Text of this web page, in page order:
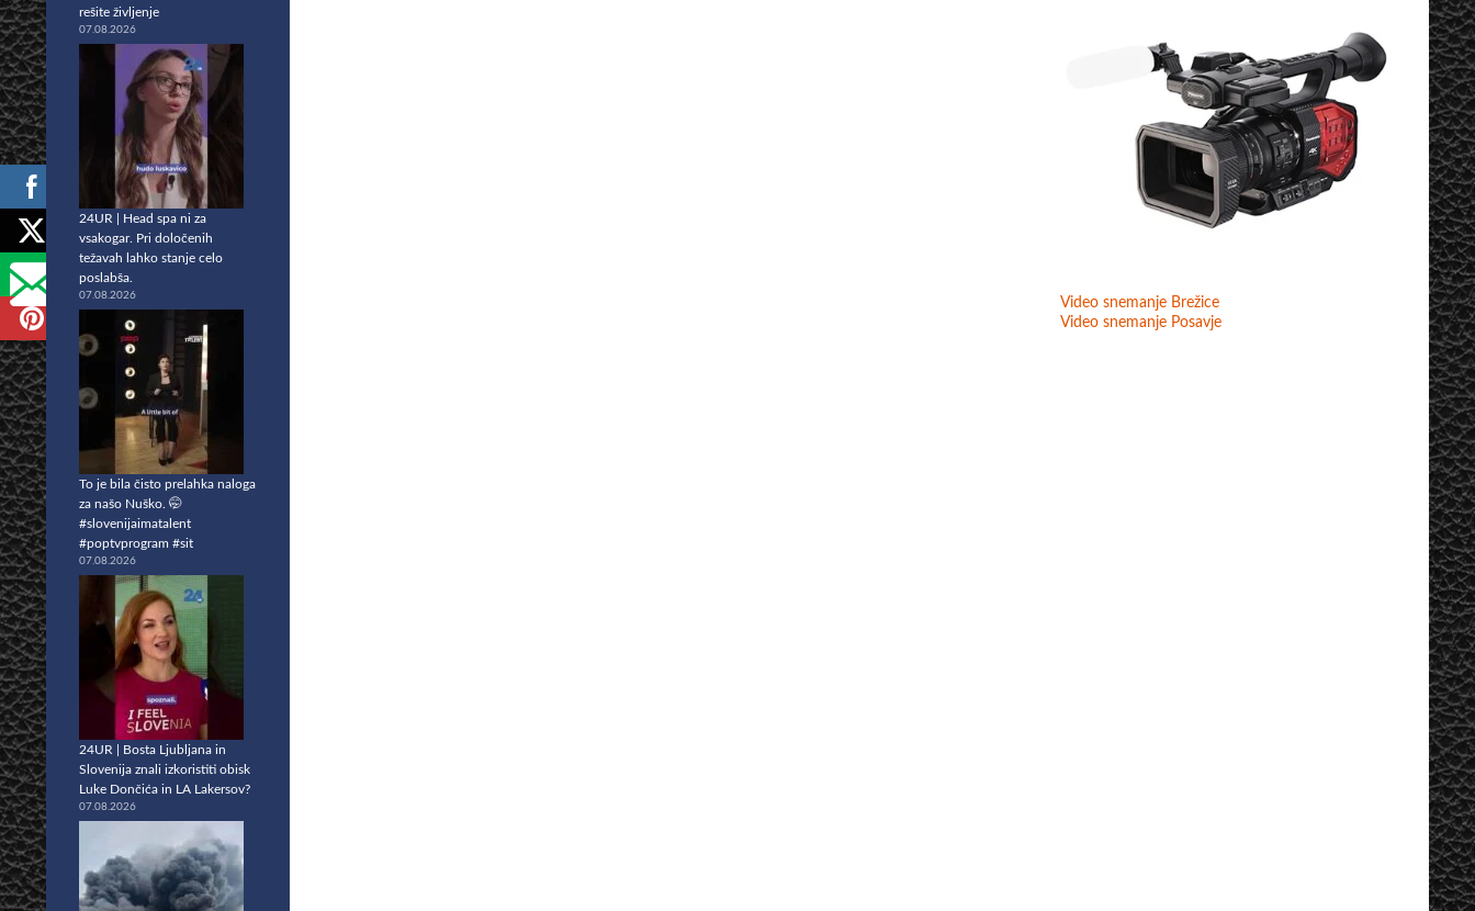
Video snemanje Brežice
Video snemanje Posavje
rešite življenje
07.08.2026
24UR | Head spa ni za
vsakogar. Pri določenih
težavah lahko stanje celo
poslabša.
07.08.2026
To je bila čisto prelahka naloga
za našo Nuško. 🤭
#slovenijaimatalent
#poptvprogram #sit
07.08.2026
24UR | Bosta Ljubljana in
Slovenija znali izkoristiti obisk
Luke Dončića in LA Lakersov?
07.08.2026